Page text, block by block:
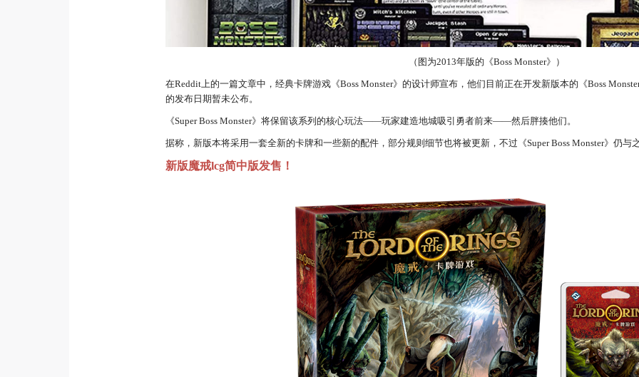
（图为2013年版的《Boss Monster》）
在Reddit上的一篇文章中，经典卡牌游戏《Boss Monster》的设计师宣布，他们目前正在开发新版本的《Boss
的发布日期暂未公布。
《Super Boss Monster》将保留该系列的核心玩法——玩家建造地城吸引勇者前来——然后胖揍他们。
据称，新版本将采用一套全新的卡牌和一些新的配件，部分规则细节也将被更新，不过《Super Boss Monster》仍与
新版魔戒lcg简中版发售！